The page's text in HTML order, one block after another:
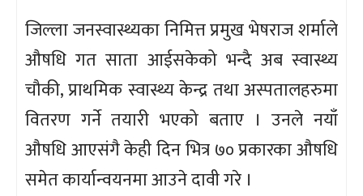
जिल्ला जनस्वास्थ्यका निमित्त प्रमुख भेषराज शर्माले
औषधि गत साता आईसकेको भन्दै अब स्वास्थ्य
चौकी, प्राथमिक स्वास्थ्य केन्द्र तथा अस्पतालहरुमा
वितरण गर्ने तयारी भएको बताए । उनले नयाँ
औषधि आएसंगै केही दिन भित्र ७० प्रकारका औषधि
समेत कार्यान्वयनमा आउने दावी गरे ।